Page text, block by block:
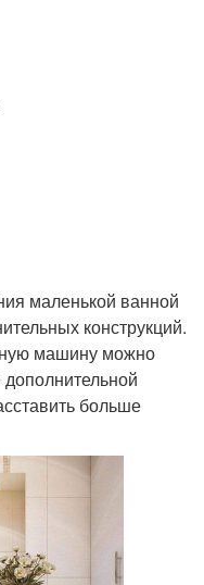
маленькой ванной
конструкций.
машину можно
больше